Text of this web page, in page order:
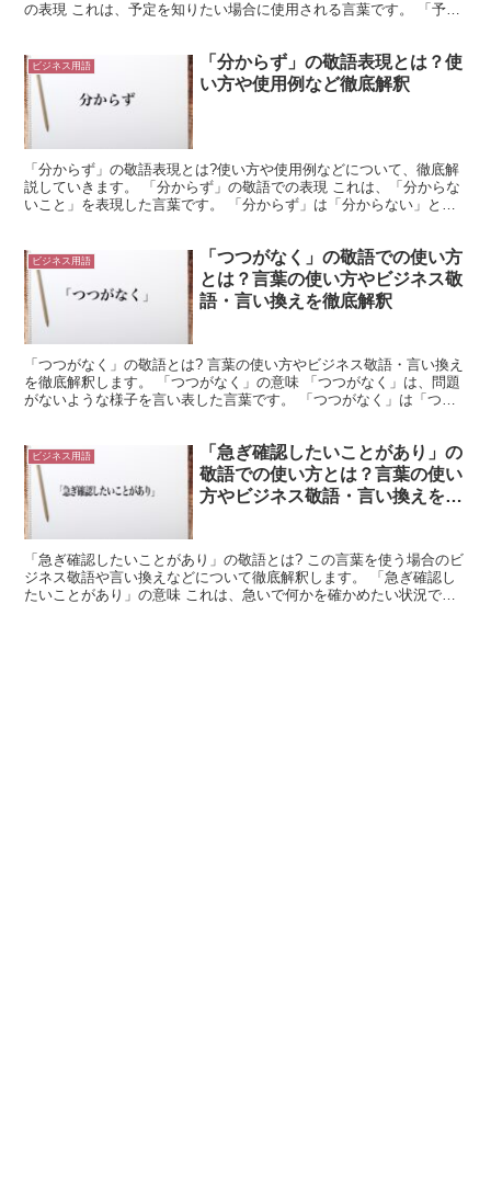
の表現 これは、予定を知りたい場合に使用される言葉です。 「予
ビジネス用語
「分からず」の敬語表現とは？使
い方や使用例など徹底解釈
「分からず」の敬語表現とは?使い方や使用例などについて、徹底解
説していきます。 「分からず」の敬語での表現 これは、「分からな
いこと」を表現した言葉です。 「分からず」は「分からない」と同
ビジネス用語
「つつがなく」の敬語での使い方
とは？言葉の使い方やビジネス敬
語・言い換えを徹底解釈
「つつがなく」の敬語とは? 言葉の使い方やビジネス敬語・言い換え
を徹底解釈します。 「つつがなく」の意味 「つつがなく」は、問題
がないような様子を言い表した言葉です。 「つつがなく」は「つつ
ビジネス用語
「急ぎ確認したいことがあり」の
敬語での使い方とは？言葉の使い
方やビジネス敬語・言い換えを徹
「急ぎ確認したいことがあり」の敬語とは? この言葉を使う場合のビ
ジネス敬語や言い換えなどについて徹底解釈します。 「急ぎ確認し
たいことがあり」の意味 これは、急いで何かを確かめたい状況で使